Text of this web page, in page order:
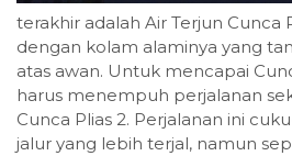
terakhir adalah Air Terjun Cunca
dengan kolam alaminya yang
atas awan. Untuk mencapai
harus menempuh perjalanan
Cunca Plias 2. Perjalanan ini
jalur yang lebih terjal, namun